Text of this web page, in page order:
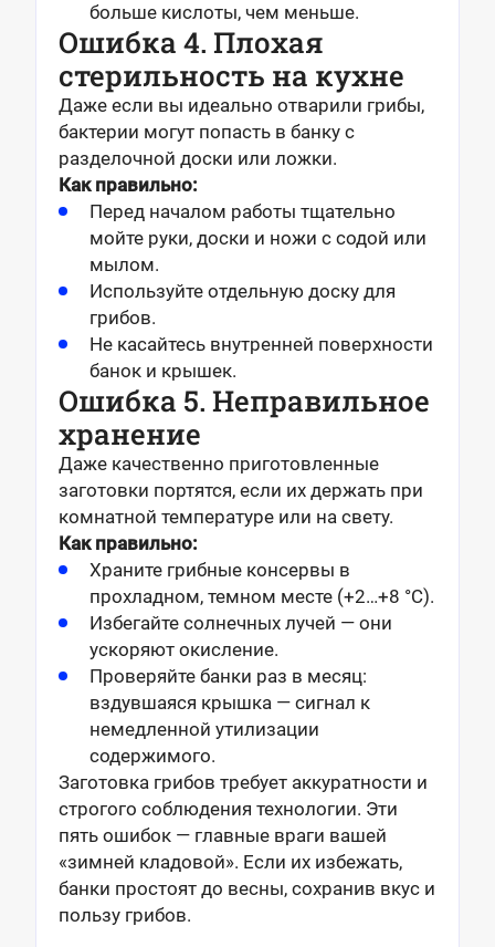
больше кислоты, чем меньше.
Ошибка 4. Плохая
стерильность на кухне
Даже если вы идеально отварили грибы,
бактерии могут попасть в банку с
разделочной доски или ложки.
Как правильно:
Перед началом работы тщательно
мойте руки, доски и ножи с содой или
мылом.
Используйте отдельную доску для
грибов.
Не касайтесь внутренней поверхности
банок и крышек.
Ошибка 5. Неправильное
хранение
Даже качественно приготовленные
заготовки портятся, если их держать при
комнатной температуре или на свету.
Как правильно:
Храните грибные консервы в
прохладном, темном месте (+2…+8 °C).
Избегайте солнечных лучей — они
ускоряют окисление.
Проверяйте банки раз в месяц:
вздувшаяся крышка — сигнал к
немедленной утилизации
содержимого.
Заготовка грибов требует аккуратности и
строгого соблюдения технологии. Эти
пять ошибок — главные враги вашей
«зимней кладовой». Если их избежать,
банки простоят до весны, сохранив вкус и
пользу грибов.